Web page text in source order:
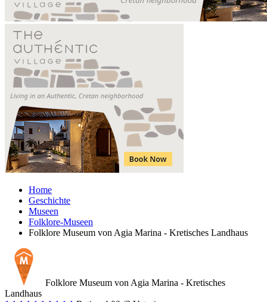
Home
Geschichte
Museen
Folklore-Museen
Folklore Museum von Agia Marina - Kretisches Landhaus
Folklore Museum von Agia Marina - Kretisches
Landhaus